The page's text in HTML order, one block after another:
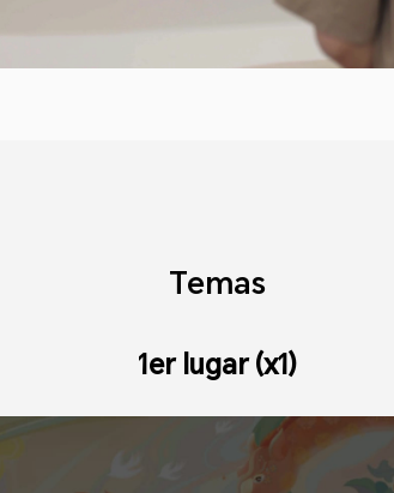
Temas
1er lugar (x1)